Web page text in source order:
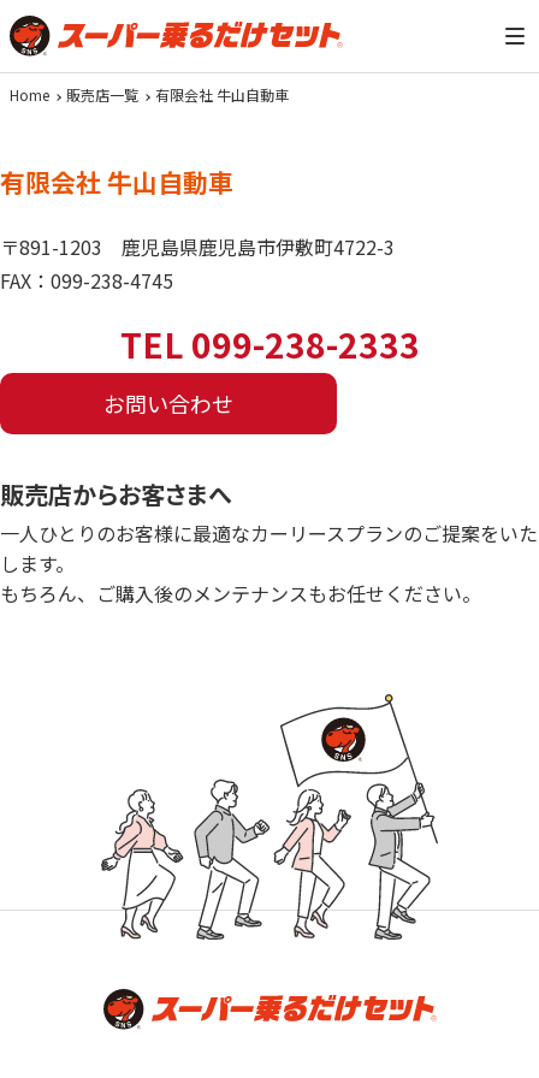
Home 販売店一覧 有限会社 牛山自動車
有限会社 牛山自動車
〒891-1203
鹿児島県鹿児島市伊敷町4722-3
FAX：099-238-4745
TEL 099-238-2333
お問い合わせ
販売店からお客さまへ
一人ひとりのお客様に最適なカーリースプランのご提案をいた
します。
もちろん、ご購入後のメンテナンスもお任せください。